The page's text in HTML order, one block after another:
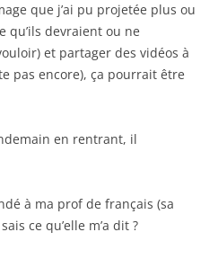
que j’ai pu projetée plus ou
qu’ils devraient ou ne
et partager des vidéos à
pas encore), ça pourrait être
en rentrant, il
à ma prof de français (sa
ce qu’elle m’a dit ?